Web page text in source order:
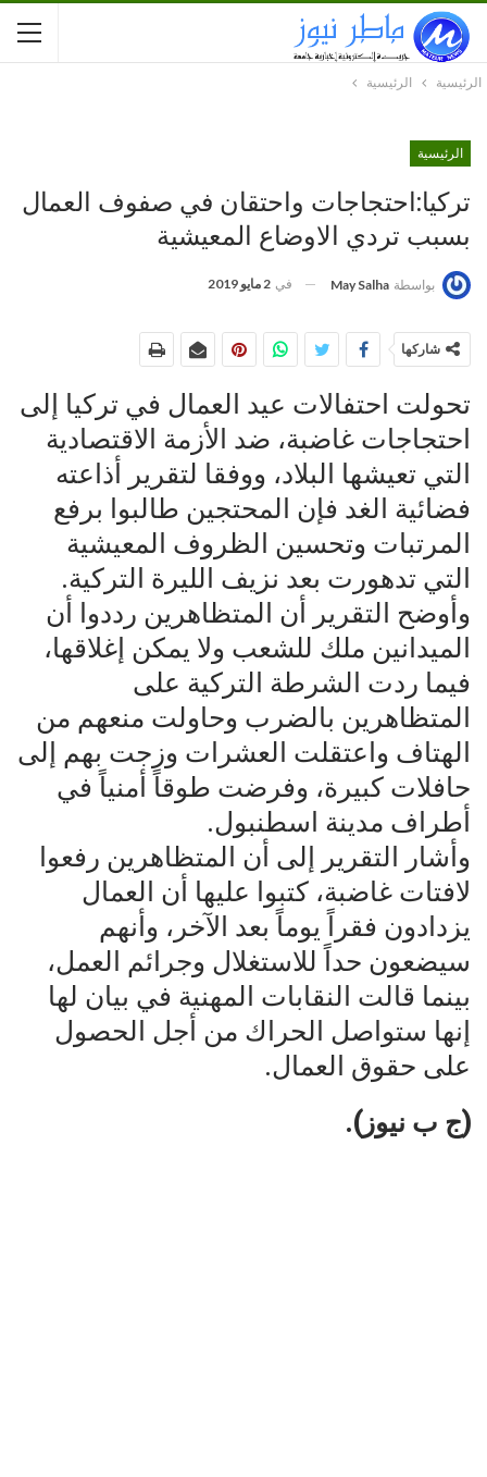
الرئيسية الرئيسية
الرئيسية
تركيا:احتجاجات واحتقان في صفوف العمال
بسبب تردي الاوضاع المعيشية
بواسطة May Salha في 2 مايو 2019
شاركها
تحولت احتفالات عيد العمال في تركيا إلى
احتجاجات غاضبة، ضد الأزمة الاقتصادية
التي تعيشها البلاد، ووفقا لتقرير أذاعته
فضائية الغد فإن المحتجين طالبوا برفع
المرتبات وتحسين الظروف المعيشية
التي تدهورت بعد نزيف الليرة التركية.
وأوضح التقرير أن المتظاهرين رددوا أن
الميدانين ملك للشعب ولا يمكن إغلاقها،
فيما ردت الشرطة التركية على
المتظاهرين بالضرب وحاولت منعهم من
الهتاف واعتقلت العشرات وزجت بهم إلى
حافلات كبيرة، وفرضت طوقاً أمنياً في
أطراف مدينة اسطنبول.
وأشار التقرير إلى أن المتظاهرين رفعوا
لافتات غاضبة، كتبوا عليها أن العمال
يزدادون فقراً يوماً بعد الآخر، وأنهم
سيضعون حداً للاستغلال وجرائم العمل،
بينما قالت النقابات المهنية في بيان لها
إنها ستواصل الحراك من أجل الحصول
على حقوق العمال.
(ج ب نيوز).